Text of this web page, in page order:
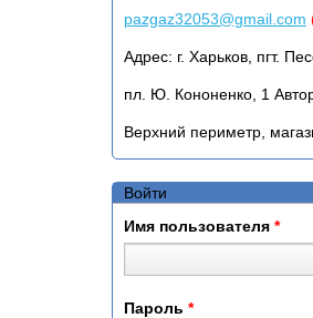
pazgaz32053@gmail.com
Адрес: г. Харьков, пгт.
пл. Ю. Кононенко, 1
Верхний периметр,
Войти
Имя пользователя *
Пароль *